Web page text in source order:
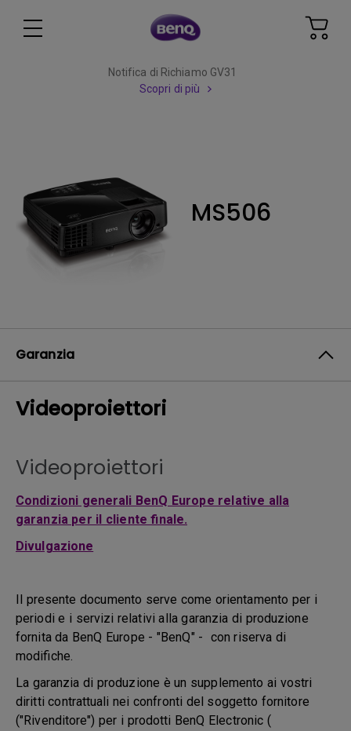
Notifica di Richiamo GV31
Scopri di più
MS506
Garanzia
Videoproiettori
Videoproiettori
Condizioni generali BenQ Europe relative alla
garanzia per il cliente finale.
Divulgazione
Il presente documento serve come orientamento per i
periodi e i servizi relativi alla garanzia di produzione
fornita da BenQ Europe - "BenQ" - con riserva di
modifiche.
La garanzia di produzione è un supplemento ai vostri
diritti contrattuali nei confronti del soggetto fornitore
("Rivenditore") per i prodotti BenQ Electronic (